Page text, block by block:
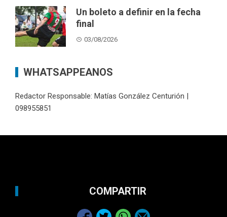
Un boleto a definir en la fecha
final
03/08/2026
WHATSAPPEANOS
Redactor Responsable: Matías González Centurión |
098955851
COMPARTIR